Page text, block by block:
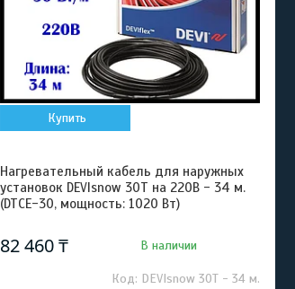
Купить
Нагревательный кабель для наружных
установок DEVIsnow 30T на 220В - 34 м.
(DTCE-30, мощность: 1020 Вт)
82 460 ₸ В наличии
DEVIsnow 30T - 34 м.